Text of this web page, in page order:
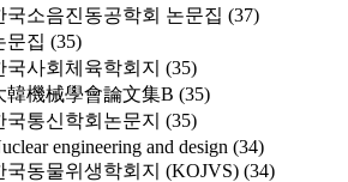
국소음진동공학회 논문집 (37)
문집 (35)
국사회체육학회지 (35)
韓機械學會論文集B (35)
국통신학회논문지 (35)
engineering and design (34)
국동물위생학회지 (KOJVS) (34)